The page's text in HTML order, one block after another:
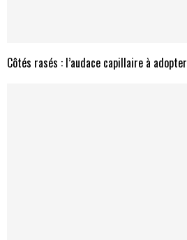
Côtés rasés : l’audace capillaire à adopter